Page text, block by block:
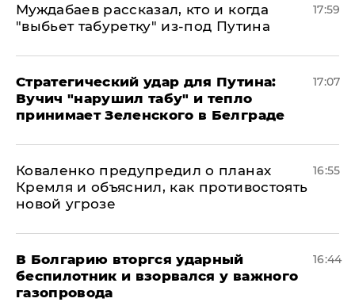
Муждабаев рассказал, кто и когда
"выбьет табуретку" из-под Путина
17:59
Стратегический удар для Путина:
Вучич "нарушил табу" и тепло
принимает Зеленского в Белграде
17:07
Коваленко предупредил о планах
Кремля и объяснил, как противостоять
новой угрозе
16:55
В Болгарию вторгся ударный
беспилотник и взорвался у важного
газопровода
16:44